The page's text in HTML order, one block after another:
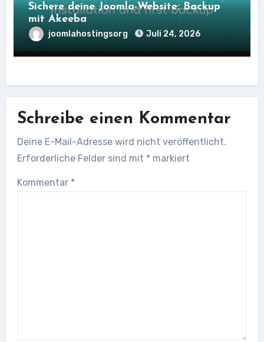
Sichere deine Joomla-Website: Backup
mit Akeeba
joomlahostingsorg Juli 24, 2026
Schreibe einen Kommentar
Deine E-Mail-Adresse wird nicht veröffentlicht.
Erforderliche Felder sind mit * markiert
Kommentar *